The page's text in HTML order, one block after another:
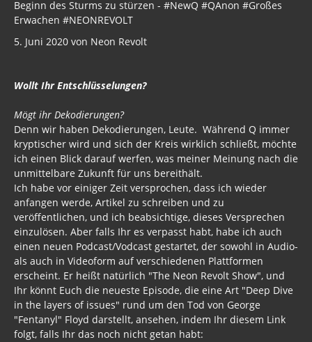
Beginn des Sturms zu stürzen - #NewQ #QAnon #Großes
Erwachen #NEONREVOLT
5. Juni 2020 von Neon Revolt
Wollt Ihr Entschlüsselungen?
Mögt ihr Dekodierungen?
Denn wir haben Dekodierungen, Leute. Während Q immer
kryptischer wird und sich der Kreis wirklich schließt, möchte
ich einen Blick darauf werfen, was meiner Meinung nach die
unmittelbare Zukunft für uns bereithält.
Ich habe vor einiger Zeit versprochen, dass ich wieder
anfangen werde, Artikel zu schreiben und zu
veröffentlichen, und ich beabsichtige, dieses Versprechen
einzulösen. Aber falls Ihr es verpasst habt, habe ich auch
einen neuen Podcast/Vodcast gestartet, der sowohl in Audio-
als auch in Videoform auf verschiedenen Plattformen
erscheint. Er heißt natürlich "The Neon Revolt Show", und
Ihr könnt Euch die neueste Episode, die eine Art "Deep Dive
in the layers of issues" rund um den Tod von George
"Fentanyl" Floyd darstellt, ansehen, indem Ihr diesem Link
folgt, falls Ihr das noch nicht getan habt: